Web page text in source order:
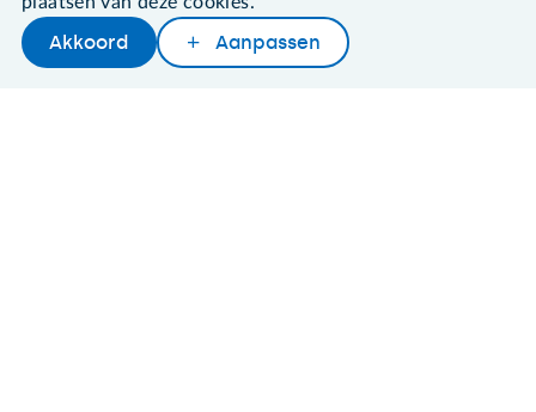
Later lezen Delen Woordenboek
leden@seniorweb.nl
Akkoord Aanpassen